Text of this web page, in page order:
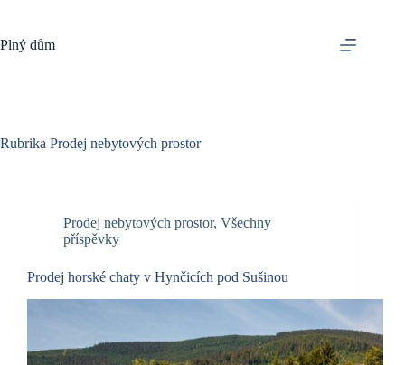
content
Plný dům
Rubrika Prodej nebytových prostor
Prodej nebytových prostor, Všechny
příspěvky
Prodej horské chaty v Hynčicích pod Sušinou